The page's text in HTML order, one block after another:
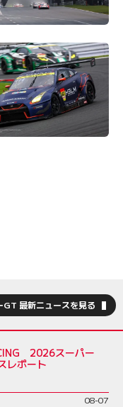
GT 最新ニュースを見る
2026スーパー
レポート
08-07